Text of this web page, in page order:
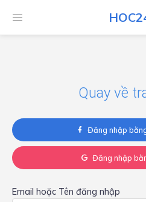
Quay về
Đăng nhập
Đăng nhập
Email hoặc Tên đăng nhập